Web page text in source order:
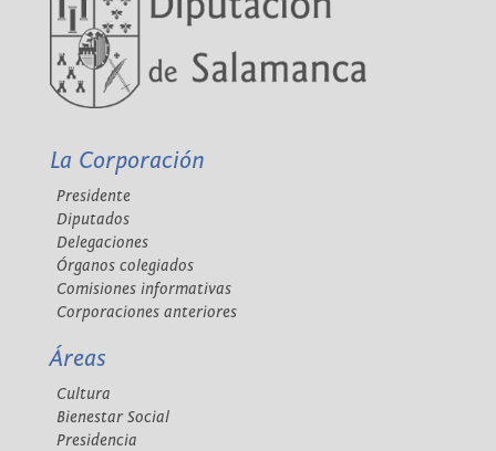
La Corporación
Presidente
Diputados
Delegaciones
Órganos colegiados
Comisiones informativas
Corporaciones anteriores
Áreas
Cultura
Bienestar Social
Presidencia